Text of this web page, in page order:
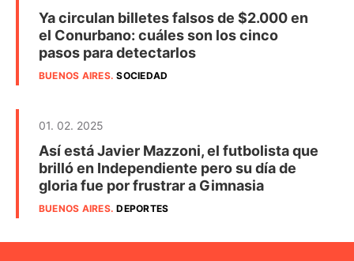
Ya circulan billetes falsos de $2.000 en
el Conurbano: cuáles son los cinco
pasos para detectarlos
BUENOS AIRES.SOCIEDAD
01. 02. 2025
Así está Javier Mazzoni, el futbolista que
brilló en Independiente pero su día de
gloria fue por frustrar a Gimnasia
BUENOS AIRES.DEPORTES